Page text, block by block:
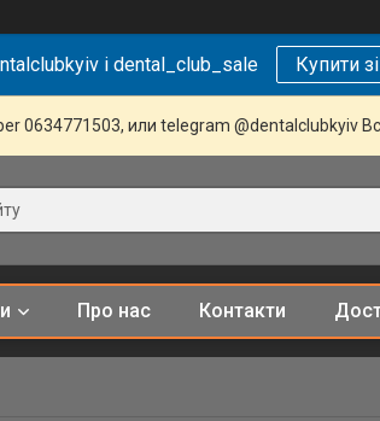
і dental_club_sale Купити
0634771503, или telegram @dentalclubkyiv
Про нас Контакти